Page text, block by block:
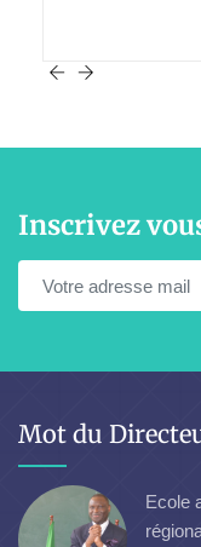
Inscrivez
Mot du
Ecole